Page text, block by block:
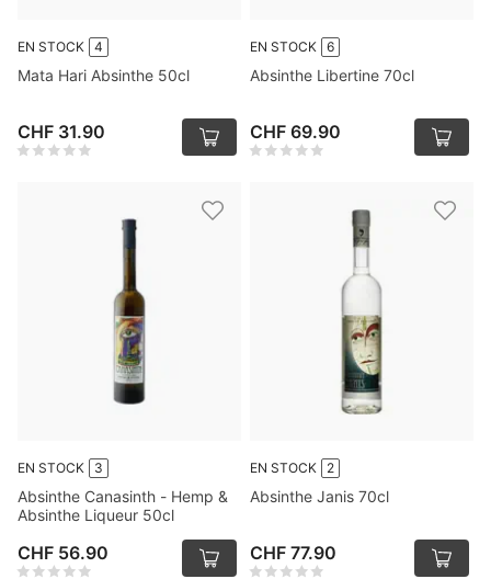
EN STOCK 4
Mata Hari Absinthe 50cl
CHF 31.90
EN STOCK 6
Absinthe Libertine 70cl
CHF 69.90
EN STOCK 3
Absinthe Canasinth - Hemp &
Absinthe Liqueur 50cl
CHF 56.90
EN STOCK 2
Absinthe Janis 70cl
CHF 77.90